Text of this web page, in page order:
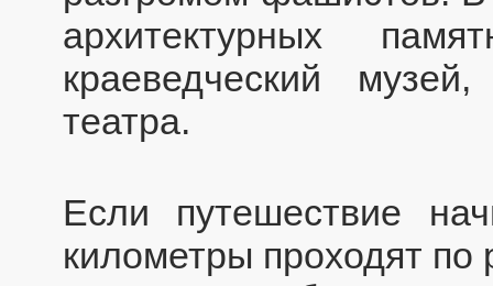
архитектурных
краеведческий
театра.
Если путешествие
километры проходят